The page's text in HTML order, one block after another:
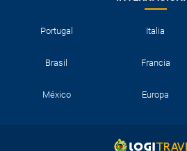
Portugal Italia
Brasil Francia
México Europa